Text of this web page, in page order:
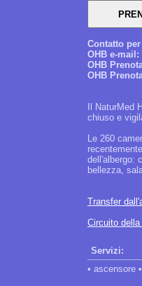
Contatto
OHB e-mail:
OHB
OHB
Il NaturMed
chiuso e
Le 260
dell'albergo:
bellezza,
Transfer
Circuito
Servizi:
• ascensore